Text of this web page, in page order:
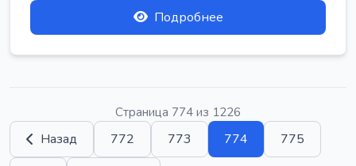
Подробнее
Страница 774 из 1226
Назад 772 773 774 775